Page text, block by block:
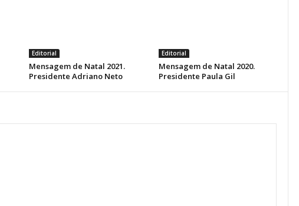
Editorial
Mensagem de Natal 2021.
Presidente Adriano Neto
Editorial
Mensagem de Natal 2020.
Presidente Paula Gil